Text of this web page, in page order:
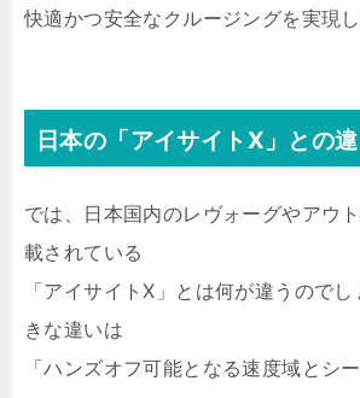
快適かつ安全なクルージングを実現し
日本の「アイサイトX」との
では、日本国内のレヴォーグやアウ
載されている
「アイサイトX」とは何が違うので
きな違いは
「ハンズオフ可能となる速度域とシ